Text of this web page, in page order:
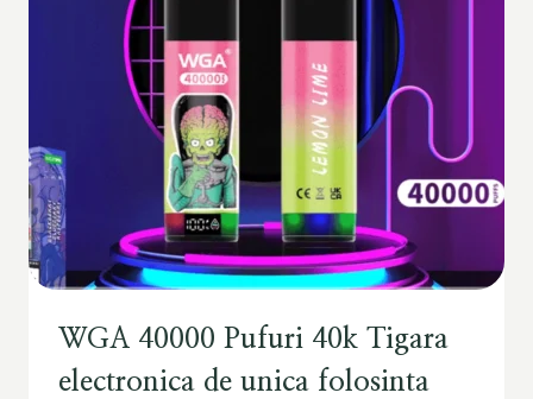
WGA 40000 Pufuri 40k Tigara
electronica de unica folosinta